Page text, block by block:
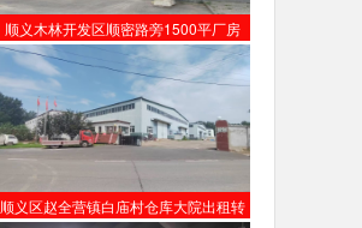
顺义木林开发区顺密路旁1500平厂房
【出租】
顺义区赵全营镇白庙村仓库大院出租转